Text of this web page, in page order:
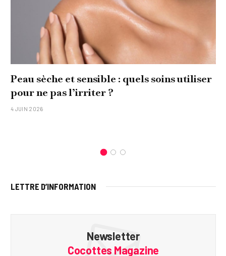
Peau sèche et sensible : quels soins utiliser
pour ne pas l’irriter ?
4 JUIN 2026
LETTRE D’INFORMATION
Newsletter
Cocottes Magazine